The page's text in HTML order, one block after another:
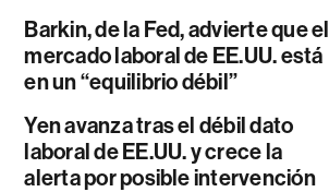
Barkin, de la Fed, advierte que el
mercado laboral de EE.UU. está
en un “equilibrio débil”
Yen avanza tras el débil dato
laboral de EE.UU. y crece la
alerta por posible intervención